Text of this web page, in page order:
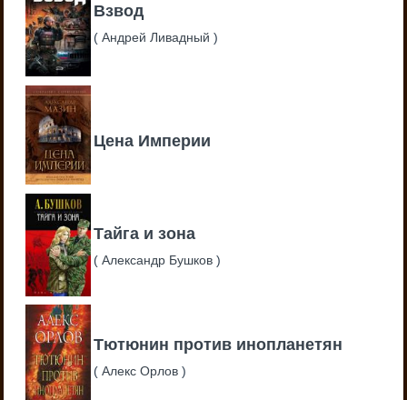
Взвод
(Андрей Ливадный)
Цена Империи
Тайга и зона
(Александр Бушков)
Тютюнин против инопланетян
(Алекс Орлов)